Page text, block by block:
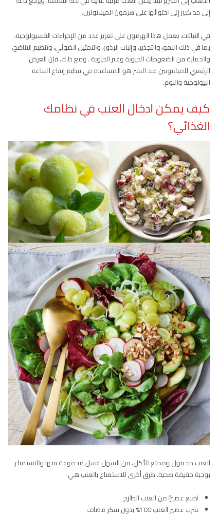
إلى حد كبير إلى احتوائها على هرمون الميلاتونين.
في النباتات، يعمل هذا الهرمون على تعزيز عدد من الإجراءات الفسيولوجية،
بما في ذلك النمو، والتجذير، وإنبات البذور، والتمثيل الضوئي، وتنظيم التناضح،
والحماية من الضغوطات الحيوية وغير الحيوية . ومع ذلك، فإن الغرض
الرئيسي للميلاتونين عند البشر هو المساعدة في تنظيم إيقاع الساعة
البيولوجية والنوم.
كيف يمكن ادخال العنب في نظامك
الغذائي؟
العنب محمول وممتع للأكل. من السهل غسل مجموعة منها والاستمتاع
بوجبة خفيفة صحية. طرق أخرى للاستمتاع بالعنب هي:
اصنع عصيرًا من العنب الطازج
شرب عصير العنب 100% بدون سكر مضاف